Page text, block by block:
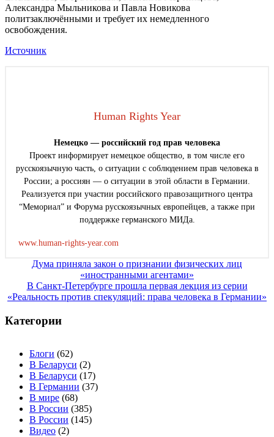
Александра Мыльникова и Павла Новикова
политзаключёнными и требует их немедленного
освобождения.
Источник
Human Rights Year
Немецко — российский год прав человека
Проект информирует немецкое общество, в том числе его
русскоязычную часть, о ситуации с соблюдением прав человека в
России; а россиян — о ситуации в этой области в Германии.
Реализуется при участии российского правозащитного центра
“Мемориал” и Форума русскоязычных европейцев, а также при
поддержке германского МИДа.
www.human-rights-year.com
Навигация
записям
Дума приняла закон о признании физических лиц
«иностранными агентами»
В Санкт-Петербурге прошла первая лекция из серии
«Реальность против спекуляций: права человека в Германии»
Категории
Блоги (62)
В Беларуси (2)
В Беларуси (17)
В Германии (37)
В мире (68)
В России (385)
В России (145)
Видео (2)